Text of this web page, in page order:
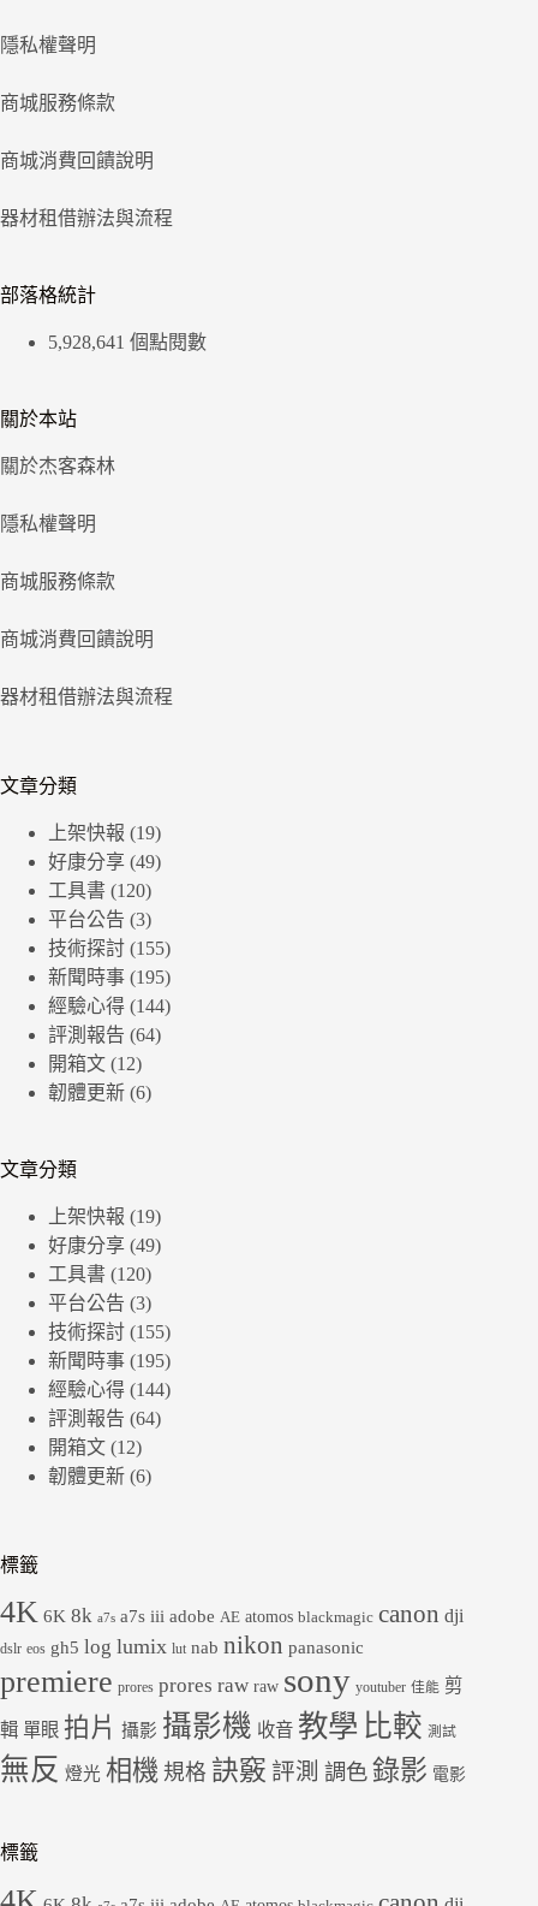
隱私權聲明
商城服務條款
商城消費回饋說明
器材租借辦法與流程
部落格統計
5,928,641 個點閱數
關於本站
關於杰客森林
隱私權聲明
商城服務條款
商城消費回饋說明
器材租借辦法與流程
文章分類
上架快報 (19)
好康分享 (49)
工具書 (120)
平台公告 (3)
技術探討 (155)
新聞時事 (195)
經驗心得 (144)
評測報告 (64)
開箱文 (12)
韌體更新 (6)
文章分類
上架快報 (19)
好康分享 (49)
工具書 (120)
平台公告 (3)
技術探討 (155)
新聞時事 (195)
經驗心得 (144)
評測報告 (64)
開箱文 (12)
韌體更新 (6)
標籤
4K 6K 8k a7s a7s iii adobe AE atomos blackmagic canon dji
dslr eos gh5 log lumix lut nab nikon panasonic
premiere prores prores raw raw sony youtuber 佳能 剪
輯 單眼 拍片 攝影 攝影機 收音 教學 比較 測試
無反 燈光 相機 規格 訣竅 評測 調色 錄影 電影
標籤